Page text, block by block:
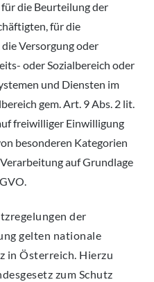
die Beurteilung der
für die
Versorgung oder
oder Sozialbereich oder
und Diensten im
gem. Art. 9 Abs. 2 lit.
freiwilliger Einwilligung
besonderen Kategorien
auf Grundlage
der
gelten nationale
in Österreich. Hierzu
zum Schutz